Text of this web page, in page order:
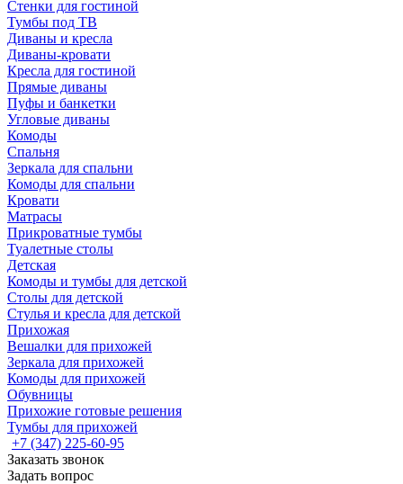
Стенки для гостиной
Тумбы под ТВ
Диваны и кресла
Диваны-кровати
Кресла для гостиной
Прямые диваны
Пуфы и банкетки
Угловые диваны
Комоды
Спальня
Зеркала для спальни
Комоды для спальни
Кровати
Матрасы
Прикроватные тумбы
Туалетные столы
Детская
Комоды и тумбы для детской
Столы для детской
Стулья и кресла для детской
Прихожая
Вешалки для прихожей
Зеркала для прихожей
Комоды для прихожей
Обувницы
Прихожие готовые решения
Тумбы для прихожей
+7 (347) 225-60-95
Заказать звонок
Задать вопрос